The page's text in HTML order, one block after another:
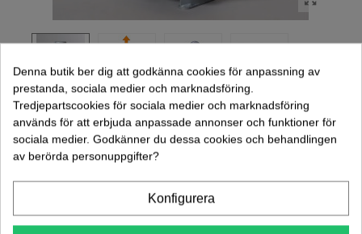
HYDRAULPUMP REINI 2S 5"
51 300,00 kr
Denna butik ber dig att godkänna cookies för anpassning av
prestanda, sociala medier och marknadsföring.
Tredjepartscookies för sociala medier och marknadsföring
används för att erbjuda anpassade annonser och funktioner för
sociala medier. Godkänner du dessa cookies och behandlingen
av berörda personuppgifter?
Konfigurera